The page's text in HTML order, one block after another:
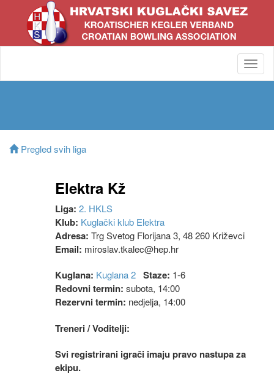
Pregled svih liga
Elektra Kž
Liga: 2. HKLS
Klub: Kuglački klub Elektra
Adresa: Trg Svetog Florijana 3, 48 260 Križevci
Email: miroslav.tkalec@hep.hr
Kuglana: Kuglana 2 Staze: 1-6
Redovni termin: subota, 14:00
Rezervni termin: nedjelja, 14:00
Treneri / Voditelji:
Svi registrirani igrači imaju pravo nastupa za
ekipu.